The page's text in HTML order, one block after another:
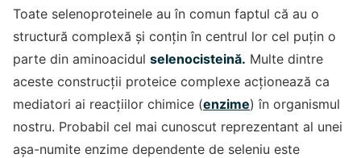
Toate selenoproteinele au în comun faptul că au o
structură complexă și conțin în centrul lor cel puțin o
parte din aminoacidul selenocisteină. Multe dintre
aceste construcții proteice complexe acționează ca
mediatori ai reacțiilor chimice (enzime) în organismul
nostru. Probabil cel mai cunoscut reprezentant al unei
așa-numite enzime dependente de seleniu este